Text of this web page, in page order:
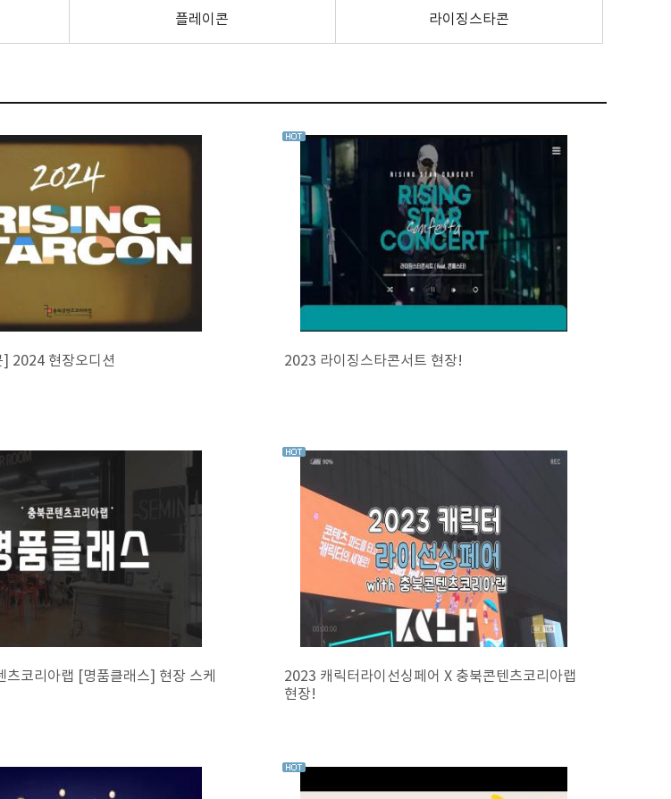
플레이콘 라이징스타콘
] 2024 현장오디션 2023 라이징스타콘서트 현장!
츠코리아랩 [명품클래스] 현장 스케
2023 캐릭터라이선싱페어 X 충북콘텐츠코리아랩
현장!